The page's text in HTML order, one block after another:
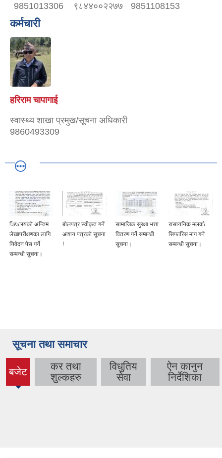
9851013306
९८४४००२२७७
9851108153
कर्मचारी
हरिराम चापागाई
स्वास्थ्य शाखा प्रमुख/सूचना अधिकारी
9860493309
विद्यालयको अन्तिम
लेखापरीक्षणका लागि
निवेदन पेस गर्ने
सम्बन्धी सूचना।
बोलपत्र स्वीकृत गर्ने
आशय पत्रको सूचना
!
सामाजिक सुरक्षा भत्ता
वितरण गर्ने सम्बन्धी
सूचना।
रासायनिक मलको
सिफारिस माग गर्ने
सम्बन्धी सूचना।
सूचना तथा समाचार
बजेट
(active
tab)
कर तथा
शुल्कहरु
विधुतिय
सेवा
ऐन कानुन
निर्देशिका